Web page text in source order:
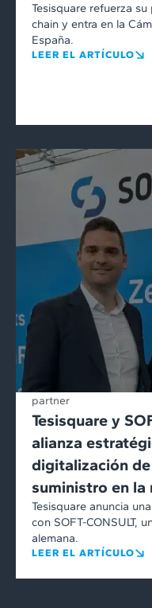
Tesisquare refuerza
chain y entra en la
España.
LEER EL ARTÍCULO
partner
Tesisquare y
alianza
digitalización
suministro en la
Tesisquare anuncia
con SOFT-CONSULT,
alemana.
LEER EL ARTÍCULO